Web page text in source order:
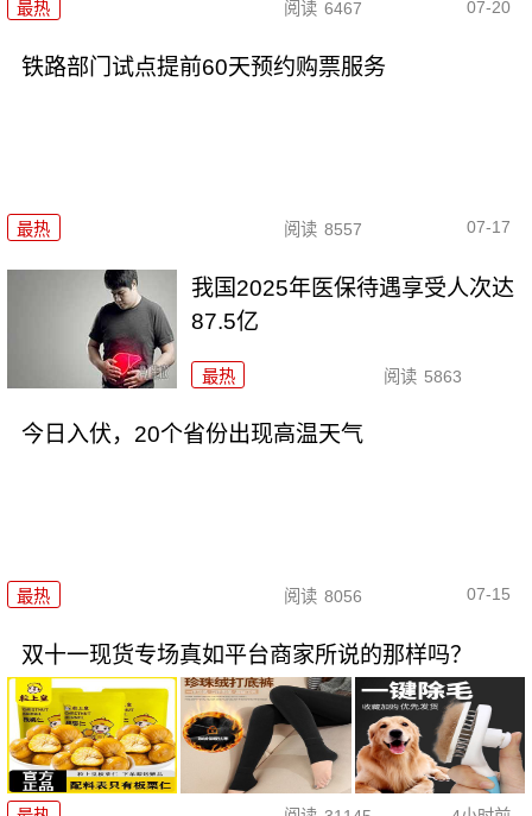
最热 阅读 6467 07-20
铁路部门试点提前60天预约购票服务
最热 阅读 8557 07-17
我国2025年医保待遇享受人次达
87.5亿
最热 阅读 5863
今日入伏，20个省份出现高温天气
最热 阅读 8056 07-15
双十一现货专场真如平台商家所说的那样吗？